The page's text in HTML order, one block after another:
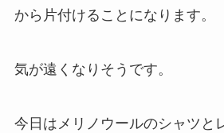
から片付けることになります。
気が遠くなりそうです。
今日はメリノウールのシャツと